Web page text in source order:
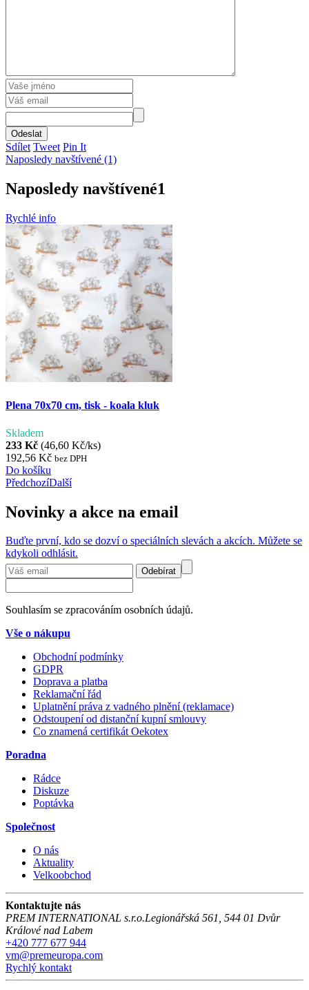
Odeslat
Sdílet Tweet Pin It
Naposledy navštívené (1)
Naposledy navštívené1
Rychlé info
Plena 70x70 cm, tisk - koala kluk
Skladem
233 Kč (46,60 Kč/ks)
192,56 Kč bez DPH
Do košíku
PředchozíDalší
Novinky a akce na email
Buďte první, kdo se dozví o speciálních slevách a akcích. Můžete se
kdykoli odhlásit.
Odebírat
Souhlasím se zpracováním osobních údajů.
Vše o nákupu
Obchodní podmínky
GDPR
Doprava a platba
Reklamační řád
Uplatnění práva z vadného plnění (reklamace)
Odstoupení od distanční kupní smlouvy
Co znamená certifikát Oekotex
Poradna
Rádce
Diskuze
Poptávka
Společnost
O nás
Aktuality
Velkoobchod
Kontaktujte nás
PREM INTERNATIONAL s.r.o.Legionářská 561, 544 01 Dvůr
Králové nad Labem
+420 777 677 944
vm@premeuropa.com
Rychlý kontakt